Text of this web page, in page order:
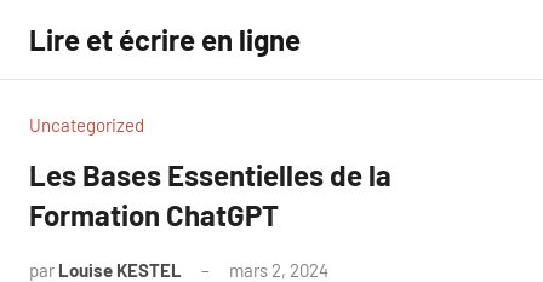
contenu
Lire et écrire en ligne
Uncategorized
Les Bases Essentielles de la
Formation ChatGPT
par Louise KESTEL mars 2, 2024